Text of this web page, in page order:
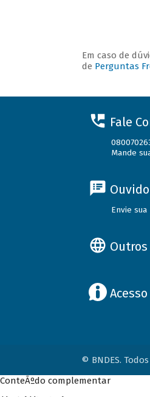
Em caso de
de Perguntas
Fale
Mande
Envie
© BNDES.
ConteÃºdo complementar